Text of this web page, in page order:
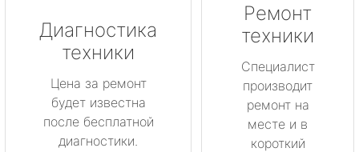
Диагностика
техники
Цена за ремонт
будет известна
после бесплатной
диагностики.
Ремонт
техники
Специалист
производит
ремонт на
месте и в
короткий